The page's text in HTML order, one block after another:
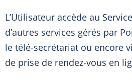
L’Utilisateur accède au
d’autres services gérés par
le télé-secrétariat ou encore
de prise de rendez-vous en